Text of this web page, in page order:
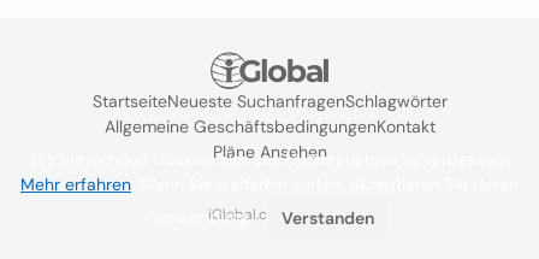
StartseiteNeueste SuchanfragenSchlagwörter
Allgemeine GeschäftsbedingungenKontakt
Pläne Ansehen
iGlobal.co @ 2024
Wir verwenden Cookies, um das Nutzererlebnis zu verbessern
Mehr erfahren
Verwendung.
Verstanden